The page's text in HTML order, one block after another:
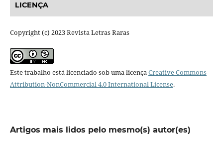
LICENÇA
Copyright (c) 2023 Revista Letras Raras
Este trabalho está licenciado sob uma licença Creative Commons
Attribution-NonCommercial 4.0 International License.
Artigos mais lidos pelo mesmo(s) autor(es)